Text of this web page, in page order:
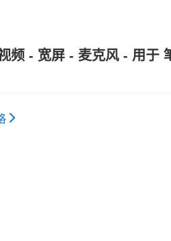
- 宽屏 - 麦克风 - 用于